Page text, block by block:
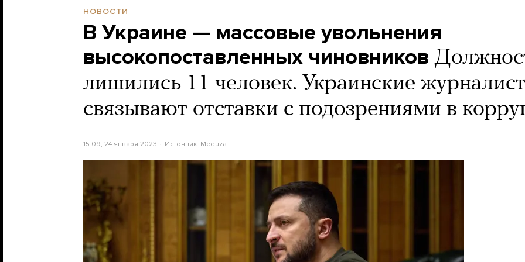
НОВОСТИ
В Украине — массовые увольнения
высокопоставленных чиновников
лишились 11 человек. Украинские
связывают отставки с подозрениями в
15:09, 24 января 2023 Источник: Meduza